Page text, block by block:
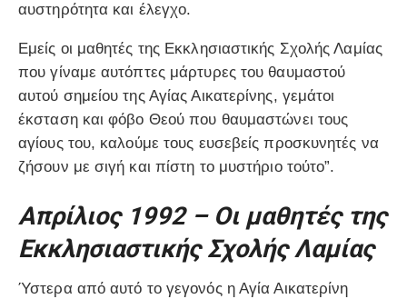
αυστηρότητα και έλεγχο.
Εμείς οι μαθητές της Εκκλησιαστικής Σχολής Λαμίας
που γίναμε αυτόπτες μάρτυρες του θαυμαστού
αυτού σημείου της Αγίας Αικατερίνης, γεμάτοι
έκσταση και φόβο Θεού που θαυμαστώνει τους
αγίους του, καλούμε τους ευσεβείς προσκυνητές να
ζήσουν με σιγή και πίστη το μυστήριο τούτο”.
Απρίλιος 1992 – Οι μαθητές της
Εκκλησιαστικής Σχολής Λαμίας
Ύστερα από αυτό το γεγονός η Αγία Αικατερίνη